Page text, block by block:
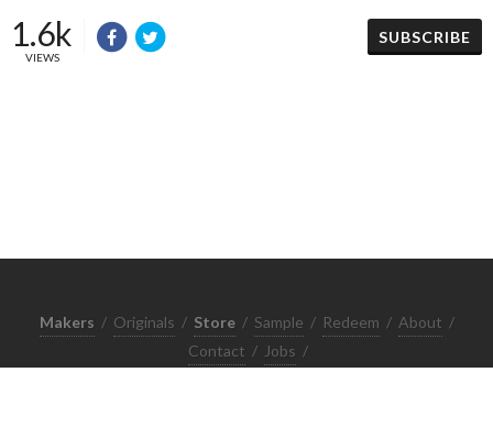
1.6k
VIEWS
SUBSCRIBE
Makers / Originals / Store / Sample / Redeem / About /
Contact / Jobs /